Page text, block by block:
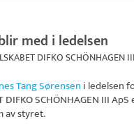
med i ledelsen
DIFKO SCHÖNHAGEN
Tang Sørensen i ledelsen
DIFKO SCHÖNHAGEN III ApS
av styret.